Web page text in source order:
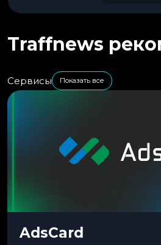
Traffnews
Сервисы Показать все
AdsCard